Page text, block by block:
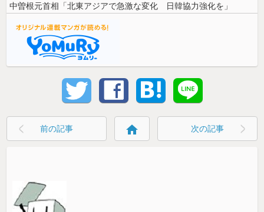
中曽根元首相「北東アジアで急激な変化 日韓協力強化を」
前の記事 home 次の記事